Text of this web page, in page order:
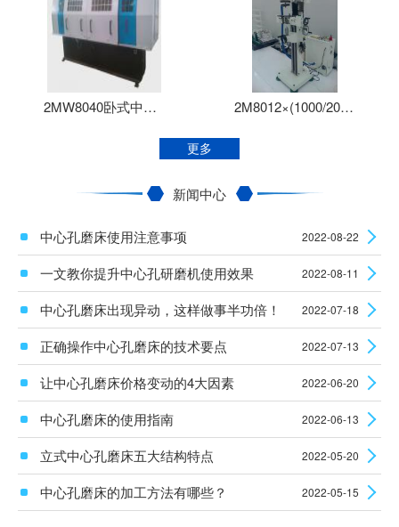
2MW8040卧式中心孔磨床 2M8012×(1000/2000/3000)立式中心孔磨床
更多
新闻中心
中心孔磨床使用注意事项 2022-08-22
一文教你提升中心孔研磨机使用效果 2022-08-11
中心孔磨床出现异动，这样做事半功倍！ 2022-07-18
正确操作中心孔磨床的技术要点 2022-07-13
让中心孔磨床价格变动的4大因素 2022-06-20
中心孔磨床的使用指南 2022-06-13
立式中心孔磨床五大结构特点 2022-05-20
中心孔磨床的加工方法有哪些？ 2022-05-15